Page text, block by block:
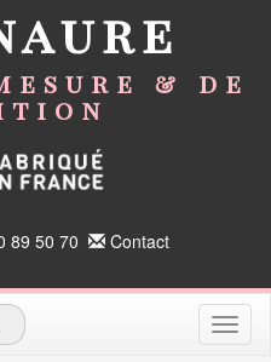
& de
89 50 70 Contact